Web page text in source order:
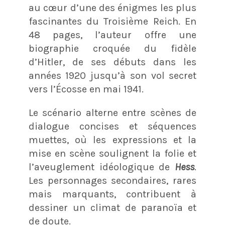
au cœur d’une des énigmes les plus
fascinantes du Troisième Reich. En
48 pages, l’auteur offre une
biographie croquée du fidèle
d’Hitler, de ses débuts dans les
années 1920 jusqu’à son vol secret
vers l’Écosse en mai 1941.
Le scénario alterne entre scènes de
dialogue concises et séquences
muettes, où les expressions et la
mise en scène soulignent la folie et
l’aveuglement idéologique de Hess.
Les personnages secondaires, rares
mais marquants, contribuent à
dessiner un climat de paranoïa et
de doute.